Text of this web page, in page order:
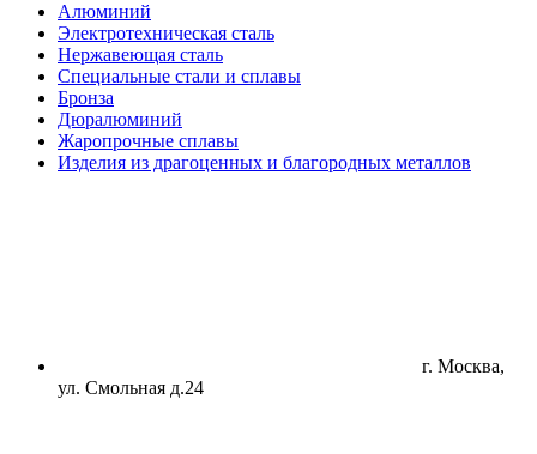
Алюминий
Электротехническая сталь
Нержавеющая сталь
Специальные стали и сплавы
Бронза
Дюралюминий
Жаропрочные сплавы
Изделия из драгоценных и благородных металлов
г. Москва,
ул. Смольная д.24